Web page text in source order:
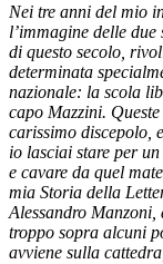
Nei tre anni del mio
l’immagine delle
di questo secolo,
determinata
nazionale: la scola
capo Mazzini.
carissimo discepolo,
io lasciai stare per
e cavare da quel
mia Storia della
Alessandro
troppo sopra alcuni
avviene sulla